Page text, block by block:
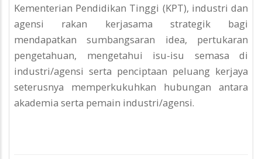
Kementerian Pendidikan Tinggi (KPT), industri dan
agensi rakan kerjasama strategik bagi
mendapatkan sumbangsaran idea, pertukaran
pengetahuan, mengetahui isu-isu semasa di
industri/agensi serta penciptaan peluang kerjaya
seterusnya memperkukuhkan hubungan antara
akademia serta pemain industri/agensi.